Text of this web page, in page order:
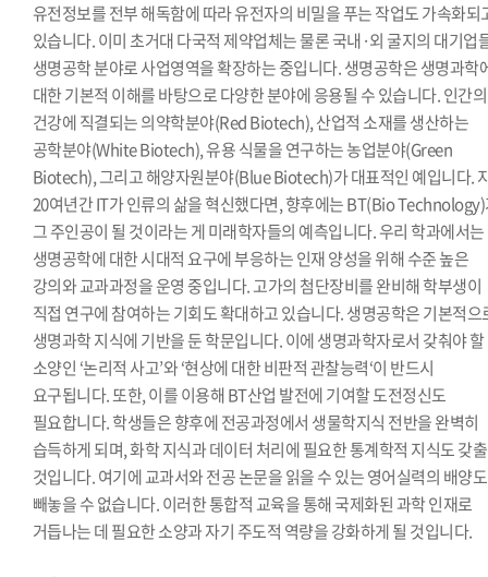
유전정보를 전부 해독함에 따라 유전자의 비밀을 푸는 작업도 가속화되
있습니다. 이미 초거대 다국적 제약업체는 물론 국내·외 굴지의 대기업
생명공학 분야로 사업영역을 확장하는 중입니다. 생명공학은 생명과학
대한 기본적 이해를 바탕으로 다양한 분야에 응용될 수 있습니다. 인간의
건강에 직결되는 의약학분야(Red Biotech), 산업적 소재를 생산하는
공학분야(White Biotech), 유용 식물을 연구하는 농업분야(Green
Biotech), 그리고 해양자원분야(Blue Biotech)가 대표적인 예입니다.
20여년간 IT가 인류의 삶을 혁신했다면, 향후에는 BT(Bio
그 주인공이 될 것이라는 게 미래학자들의 예측입니다. 우리 학과에서는
생명공학에 대한 시대적 요구에 부응하는 인재 양성을 위해 수준 높은
강의와 교과과정을 운영 중입니다. 고가의 첨단장비를 완비해 학부생이
직접 연구에 참여하는 기회도 확대하고 있습니다. 생명공학은 기본적으
생명과학 지식에 기반을 둔 학문입니다. 이에 생명과학자로서 갖춰야 할
소양인 ‘논리적 사고’와 ‘현상에 대한 비판적 관찰능력‘이 반드시
요구됩니다. 또한, 이를 이용해 BT산업 발전에 기여할 도전정신도
필요합니다. 학생들은 향후에 전공과정에서 생물학지식 전반을 완벽히
습득하게 되며, 화학 지식과 데이터 처리에 필요한 통계학적 지식도 갖출
것입니다. 여기에 교과서와 전공 논문을 읽을 수 있는 영어실력의 배양도
빼놓을 수 없습니다. 이러한 통합적 교육을 통해 국제화된 과학 인재로
거듭나는 데 필요한 소양과 자기 주도적 역량을 강화하게 될 것입니다.